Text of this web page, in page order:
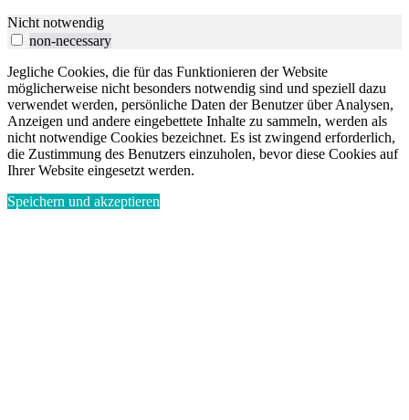
Nicht notwendig
non-necessary
Jegliche Cookies, die für das Funktionieren der Website
möglicherweise nicht besonders notwendig sind und speziell dazu
verwendet werden, persönliche Daten der Benutzer über Analysen,
Anzeigen und andere eingebettete Inhalte zu sammeln, werden als
nicht notwendige Cookies bezeichnet. Es ist zwingend erforderlich,
die Zustimmung des Benutzers einzuholen, bevor diese Cookies auf
Ihrer Website eingesetzt werden.
Speichern und akzeptieren